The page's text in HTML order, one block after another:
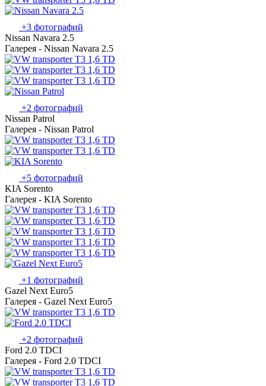
+3 фотографий
Nissan Navara 2.5
Галерея - Nissan Navara 2.5
+2 фотографий
Nissan Patrol
Галерея - Nissan Patrol
+5 фотографий
KIA Sorento
Галерея - KIA Sorento
+1 фотографий
Gazel Next Euro5
Галерея - Gazel Next Euro5
+2 фотографий
Ford 2.0 TDCI
Галерея - Ford 2.0 TDCI